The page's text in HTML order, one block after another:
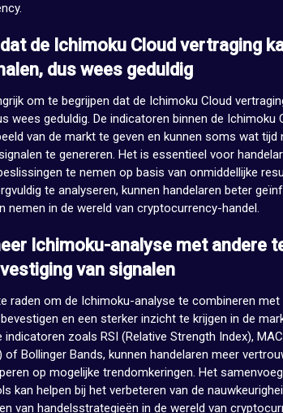
de Ichimoku Cloud vertraging
dus wees geduldig
om te begrijpen dat de Ichimoku Cloud
wees geduldig. De indicatoren binnen de
van de markt te geven en kunnen soms wat
te genereren. Het is essentieel voor
te nemen op basis van onmiddellijke
te analyseren, kunnen handelaren beter
nemen in de wereld van cryptocurrency-handel.
Ichimoku-analyse met andere
van signalen
raden om de Ichimoku-analyse te combineren
en een sterker inzicht te krijgen in de
indicatoren zoals RSI (Relative Strength Index),
of Bollinger Bands, kunnen handelaren meer
op mogelijke trendomkeringen. Het
kan helpen bij het verbeteren van de
van handelsstrategieën in de wereld van